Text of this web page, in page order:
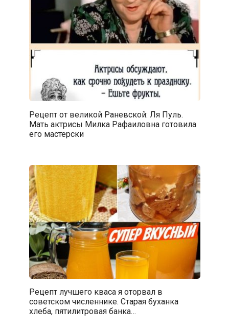
Рецепт от великой Раневской: Ля Пуль.
Мать актрисы Милка Рафаиловна готовила
его мастерски
Рецепт лучшего кваса я оторвал в
советском численнике. Старая буханка
хлеба, пятилитровая банка…